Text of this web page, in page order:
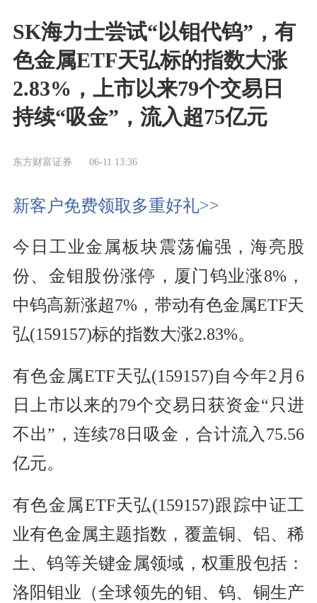
SK海力士尝试“以钼代钨”，有
色金属ETF天弘标的指数大涨
2.83%，上市以来79个交易日
持续“吸金”，流入超75亿元
东方财富证券 06-11 13:36
新客户免费领取多重好礼>>
今日工业金属板块震荡偏强，海亮股
份、金钼股份涨停，厦门钨业涨8%，
中钨高新涨超7%，带动有色金属ETF天
弘(159157)标的指数大涨2.83%。
有色金属ETF天弘(159157)自今年2月6
日上市以来的79个交易日获资金“只进
不出”，连续78日吸金，合计流入75.56
亿元。
有色金属ETF天弘(159157)跟踪中证工
业有色金属主题指数，覆盖铜、铝、稀
土、钨等关键金属领域，权重股包括：
洛阳钼业（全球领先的钼、钨、铜生产